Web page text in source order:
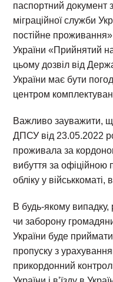
паспортний документ
міграційної служби
постійне
України «Прийнятий
цьому дозвіл від
України має бути
центром
Важливо зауважити,
ДПСУ від 23.05.2022
проживала за
вибуття за офіційною
обліку у
В будь-якому
чи заборону
України буде
пропуску з
прикордонний